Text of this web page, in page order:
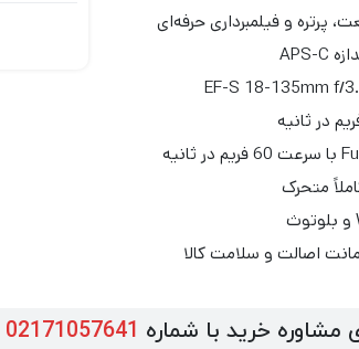
پرتره و فیلمبرداری حرفه‌ای
اصالت و سلامت کالا
مشاوره خرید با شماره 02171057641